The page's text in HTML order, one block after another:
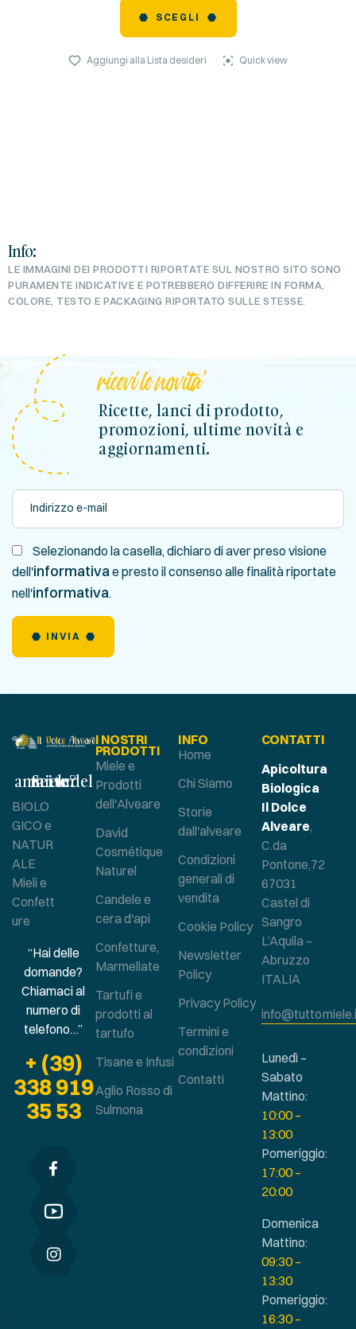
SCEGLI
Aggiungi alla Lista desideri Quick view
Info:
LE IMMAGINI DEI PRODOTTI RIPORTATE SUL NOSTRO SITO SONO
PURAMENTE INDICATIVE E POTREBBERO DIFFERIRE IN FORMA,
COLORE, TESTO E PACKAGING RIPORTATO SULLE STESSE.
ricevi le novita'
Ricette, lanci di prodotto,
promozioni, ultime novità e
aggiornamenti.
Selezionando la casella, dichiaro di aver preso visione
dell'informativae presto il consenso alle finalità riportate
nell'informativa.
INVIA
I NOSTRI
PRODOTTI
Miele e
Prodotti
dell'Alveare
David
Cosmétique
Naturel
Candele e
cera d'api
Confetture,
Marmellate
Tartufi e
prodotti al
tartufo
Tisane e Infusi
Aglio Rosso di
Sulmona
INFO
Home
Chi Siamo
Storie
dall'alveare
Condizioni
generali di
vendita
Cookie Policy
Newsletter
Policy
Privacy Policy
Termini e
condizioni
Contatti
Sei un amante del miele?
BIOLO
GICO e
NATUR
ALE
Mieli e
Confett
ure
“Hai delle
domande?
Chiamaci al
numero di
telefono…”
+ (39)
338 919
35 53
CONTATTI
Apicoltura
Biologica
Il Dolce
Alveare,
C.da
Pontone,72
67031
Castel di
Sangro
L’Aquila –
Abruzzo
ITALIA
Lunedì –
Sabato
Mattino:
10:00 –
13:00
Pomeriggio:
17:00 –
20:00
Domenica
Mattino:
09:30 –
13:30
Pomeriggio:
16:30 –